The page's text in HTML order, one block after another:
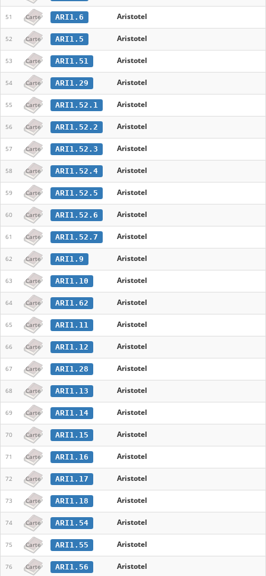
51 Carte ARI1.6 Aristotel
52 Carte ARI1.5 Aristotel
53 Carte ARI1.51 Aristotel
54 Carte ARI1.29 Aristotel
55 Carte ARI1.52.1 Aristotel
56 Carte ARI1.52.2 Aristotel
57 Carte ARI1.52.3 Aristotel
58 Carte ARI1.52.4 Aristotel
59 Carte ARI1.52.5 Aristotel
60 Carte ARI1.52.6 Aristotel
61 Carte ARI1.52.7 Aristotel
62 Carte ARI1.9 Aristotel
63 Carte ARI1.10 Aristotel
64 Carte ARI1.62 Aristotel
65 Carte ARI1.11 Aristotel
66 Carte ARI1.12 Aristotel
67 Carte ARI1.28 Aristotel
68 Carte ARI1.13 Aristotel
69 Carte ARI1.14 Aristotel
70 Carte ARI1.15 Aristotel
71 Carte ARI1.16 Aristotel
72 Carte ARI1.17 Aristotel
73 Carte ARI1.18 Aristotel
74 Carte ARI1.54 Aristotel
75 Carte ARI1.55 Aristotel
76 Carte ARI1.56 Aristotel